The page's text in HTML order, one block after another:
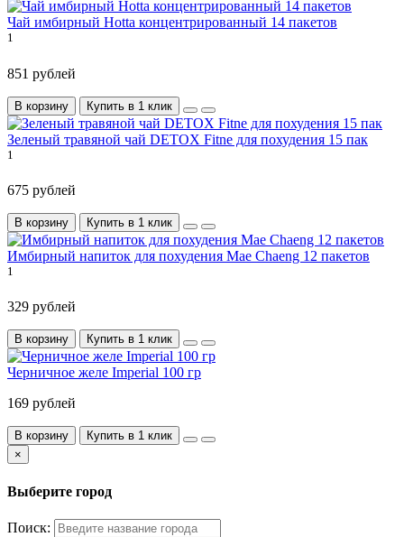
Чай имбирный Hotta концентрированный 14 пакетов
1
851 рублей
В корзину Купить в 1 клик
Зеленый травяной чай DETOX Fitne для похудения 15 пак
1
675 рублей
В корзину Купить в 1 клик
Имбирный напиток для похудения Mae Chaeng 12 пакетов
1
329 рублей
В корзину Купить в 1 клик
Черничное желе Imperial 100 гр
169 рублей
В корзину
Купить в 1 клик
×
Выберите город
Поиск: